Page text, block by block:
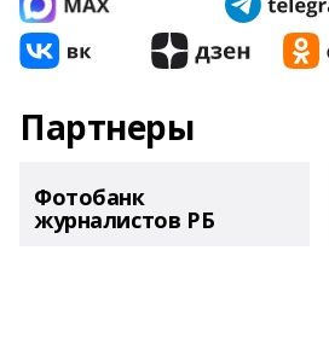
Партнеры
Фотобанк
журналистов РБ